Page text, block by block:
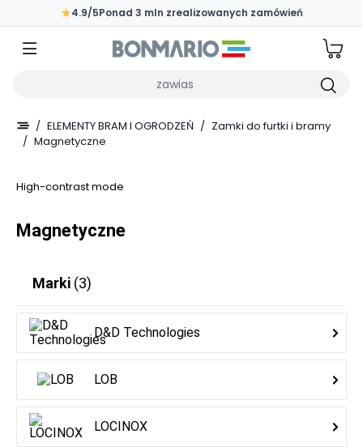
Przejdź do głównej zawartości strony
★4.9/5Ponad 3 mln zrealizowanych zamówień
/ ELEMENTY BRAM I OGRODZEŃ / Zamki do furtki i bramy
/ Magnetyczne
High-contrast mode
Magnetyczne
Marki (3)
D&D Technologies
LOB
LOCINOX